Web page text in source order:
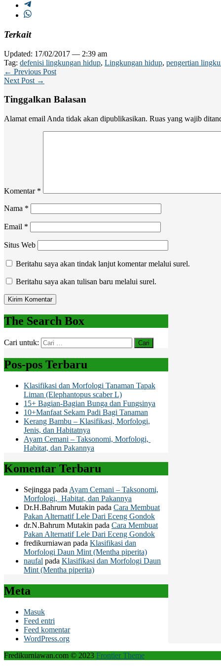
Terkait
Updated: 17/02/2017 — 2:39 am
Tag: defenisi lingkungan hidup, Lingkungan hidup, pengertian
← Previous Post
Next Post →
Tinggalkan Balasan
Alamat email Anda tidak akan dipublikasikan. Ruas yang wajib
Komentar *
Nama *
Email *
Situs Web
Beritahu saya akan tindak lanjut komentar melalui surel.
Beritahu saya akan tulisan baru melalui surel.
The Search Box
Cari untuk:
Pos-pos Terbaru
Klasifikasi dan Morfologi Tanaman Tapak
Liman (Elephantopus scaber L)
15+ Bagian-Bagian Bunga dan Fungsinya
10+Manfaat Sekam Padi Bagi Tanaman
Kerang Bambu – Klasifikasi, Morfologi,
Jenis, dan Habitatnya
Ayam Cemani – Taksonomi, Morfologi,
Habitat, dan Pakannya
Komentar Terbaru
Sejingga pada Ayam Cemani – Taksonomi,
Morfologi, Habitat, dan Pakannya
Dr.H.Bahrum Mutakin pada Cara Membuat
Pakan Alternatif Lele Dari Eceng Gondok
dr.N.Bahrum Mutakin pada Cara Membuat
Pakan Alternatif Lele Dari Eceng Gondok
fredikurniawan pada Klasifikasi dan
Morfologi Daun Mint (Mentha piperita)
naufal pada Klasifikasi dan Morfologi Daun
Mint (Mentha piperita)
Meta
Masuk
Feed entri
Feed komentar
WordPress.org
Fredikurniawan.com © 2023 Frontier Theme